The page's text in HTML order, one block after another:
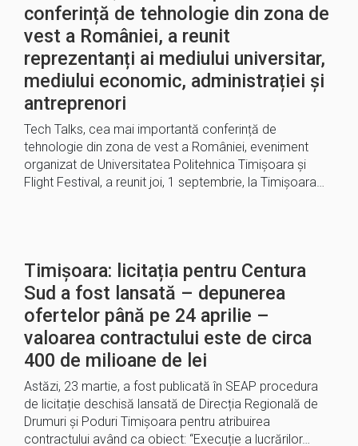
conferință de tehnologie din zona de
vest a României, a reunit
reprezentanți ai mediului universitar,
mediului economic, administrației și
antreprenori
Tech Talks, cea mai importantă conferință de
tehnologie din zona de vest a României, eveniment
organizat de Universitatea Politehnica Timișoara și
Flight Festival, a reunit joi, 1 septembrie, la Timișoara…
Timișoara: licitația pentru Centura
Sud a fost lansată – depunerea
ofertelor până pe 24 aprilie –
valoarea contractului este de circa
400 de milioane de lei
Astăzi, 23 martie, a fost publicată în SEAP procedura
de licitație deschisă lansată de Direcția Regională de
Drumuri și Poduri Timișoara pentru atribuirea
contractului având ca obiect: “Execuție a lucrărilor…